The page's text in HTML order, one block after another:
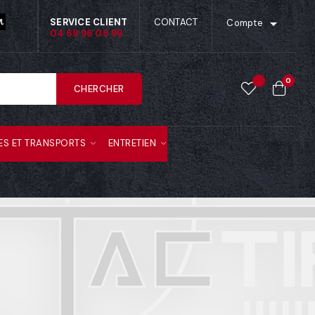
SERVICE CLIENT
04 69 96 06 99
CONTACT Compte 
CHERCHER
0
ET TRANSPORTS ENTRETIEN